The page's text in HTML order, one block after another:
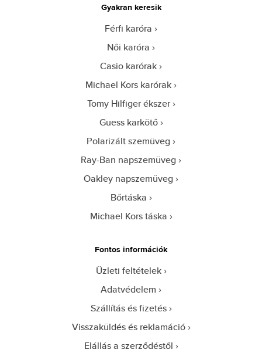
Gyakran keresik
Férfi karóra
Női karóra
Casio karórak
Michael Kors karórak
Tomy Hilfiger ékszer
Guess karkötő
Polarizált szemüveg
Ray-Ban napszemüveg
Oakley napszemüveg
Bőrtáska
Michael Kors táska
Fontos információk
Üzleti feltételek
Adatvédelem
Szállítás és fizetés
Visszaküldés és reklamáció
Elállás a szerződéstől